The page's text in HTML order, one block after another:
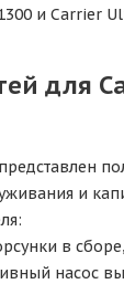
и Carrier
для
и
в
насос